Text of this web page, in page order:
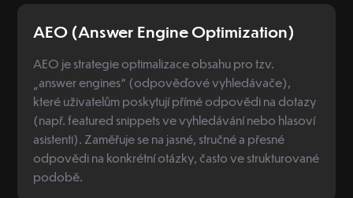
AEO (Answer Engine Optimization)
AEO je strategie optimalizace obsahu pro tzv.
„answer engines“ (odpověďové vyhledávače),
které uživatelům poskytují přímé odpovědi na dotazy
(např. featured snippets ve vyhledávání nebo hlasoví
asistenti). Zaměřuje se na jasné, stručné a přesné
odpovědi na konkrétní otázky, často ve strukturované
podobě.